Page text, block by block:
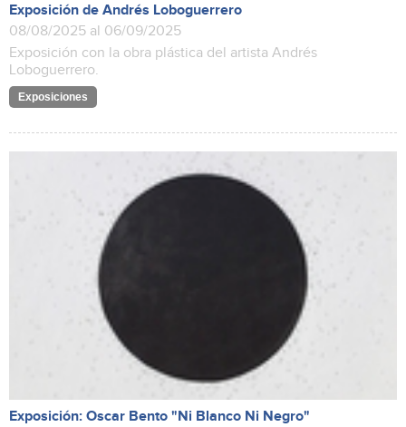
Exposición de Andrés Loboguerrero
08/08/2025 al 06/09/2025
Exposición con la obra plástica del artista Andrés
Loboguerrero.
Exposiciones
Exposición: Oscar Bento "Ni Blanco Ni Negro"